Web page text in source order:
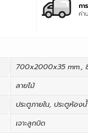
กา
ค่า
700x2000x35 mm.,
ลายไม้
ประตูภายใน, ประตูห้องน้
เจาะลูกบิด